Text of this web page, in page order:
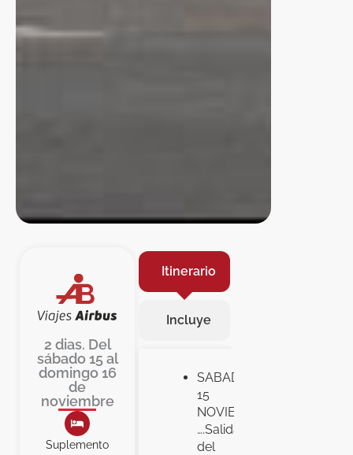
2 dias. Del
sábado 15 al
domingo 16
de
noviembre
Suplemento
Itinerario
Incluye
SABADO,
15
NOVIEMBRE
….Salida
del